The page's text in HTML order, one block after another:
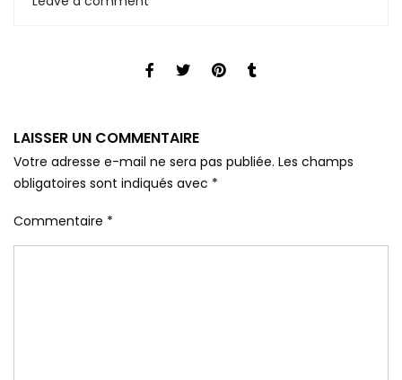
LAISSER UN COMMENTAIRE
Votre adresse e-mail ne sera pas publiée. Les champs
obligatoires sont indiqués avec *
Commentaire *